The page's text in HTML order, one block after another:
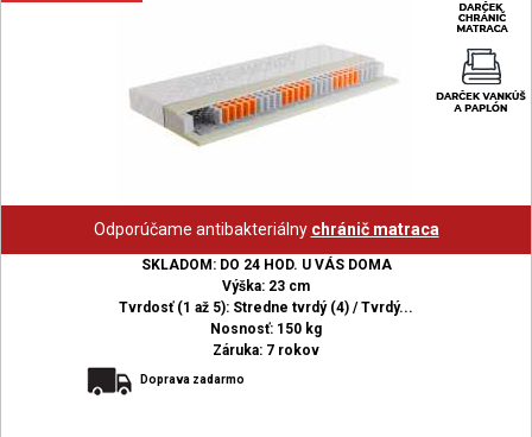
Odporúčame antibakteriálny chránič matraca
SKLADOM: DO 24 HOD. U VÁS DOMA
Výška: 23 cm
Tvrdosť (1 až 5): Stredne tvrdý (4) / Tvrdý...
Nosnosť: 150 kg
Záruka: 7 rokov
Doprava zadarmo